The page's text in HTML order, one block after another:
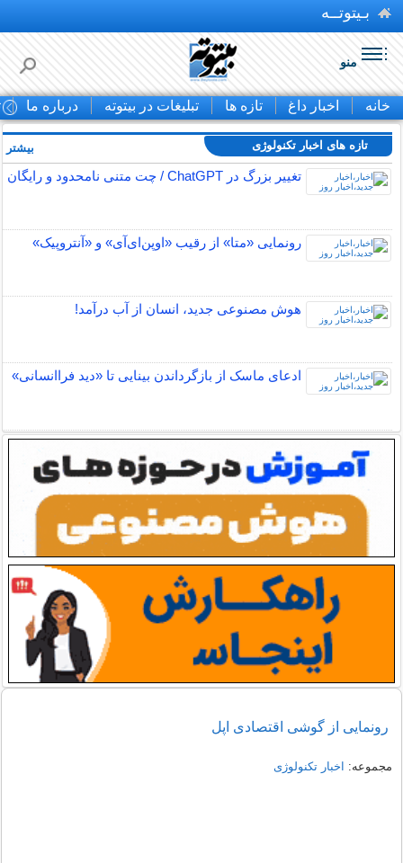
بـیتوتــه
منو
خانه اخبار داغ تازه ها تبلیغات در بیتوته درباره ما
تازه های اخبار تکنولوژی
تغییر بزرگ در ChatGPT / چت متنی نامحدود و رایگان
رونمایی «متا» از رقیب «اوپن‌ای‌آی» و «آنتروپیک»
هوش مصنوعی جدید، انسان از آب درآمد!
ادعای ماسک از بازگرداندن بینایی تا «دید فراانسانی»
بیشتر
رونمایی از گوشی اقتصادی اپل
مجموعه: اخبار تکنولوژی